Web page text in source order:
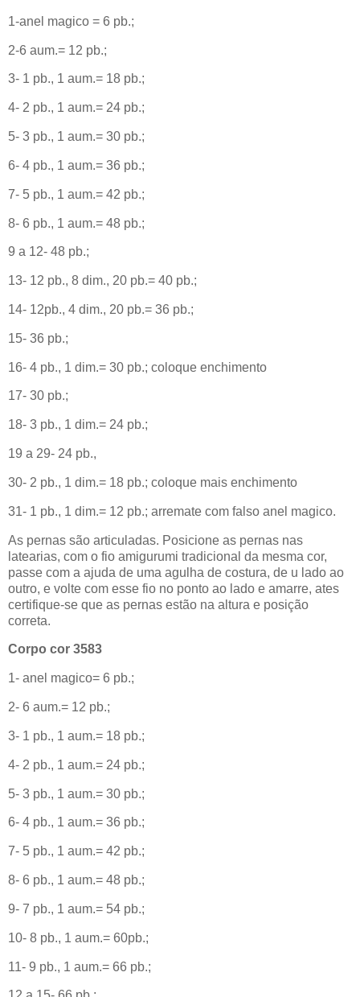
1-anel magico = 6 pb.;
2-6 aum.= 12 pb.;
3- 1 pb., 1 aum.= 18 pb.;
4- 2 pb., 1 aum.= 24 pb.;
5- 3 pb., 1 aum.= 30 pb.;
6- 4 pb., 1 aum.= 36 pb.;
7- 5 pb., 1 aum.= 42 pb.;
8- 6 pb., 1 aum.= 48 pb.;
9 a 12- 48 pb.;
13- 12 pb., 8 dim., 20 pb.= 40 pb.;
14- 12pb., 4 dim., 20 pb.= 36 pb.;
15- 36 pb.;
16- 4 pb., 1 dim.= 30 pb.; coloque enchimento
17- 30 pb.;
18- 3 pb., 1 dim.= 24 pb.;
19 a 29- 24 pb.,
30- 2 pb., 1 dim.= 18 pb.; coloque mais enchimento
31- 1 pb., 1 dim.= 12 pb.; arremate com falso anel magico.
As pernas são articuladas. Posicione as pernas nas
latearias, com o fio amigurumi tradicional da mesma cor,
passe com a ajuda de uma agulha de costura, de u lado ao
outro, e volte com esse fio no ponto ao lado e amarre, ates
certifique-se que as pernas estão na altura e posição
correta.
Corpo cor 3583
1- anel magico= 6 pb.;
2- 6 aum.= 12 pb.;
3- 1 pb., 1 aum.= 18 pb.;
4- 2 pb., 1 aum.= 24 pb.;
5- 3 pb., 1 aum.= 30 pb.;
6- 4 pb., 1 aum.= 36 pb.;
7- 5 pb., 1 aum.= 42 pb.;
8- 6 pb., 1 aum.= 48 pb.;
9- 7 pb., 1 aum.= 54 pb.;
10- 8 pb., 1 aum.= 60pb.;
11- 9 pb., 1 aum.= 66 pb.;